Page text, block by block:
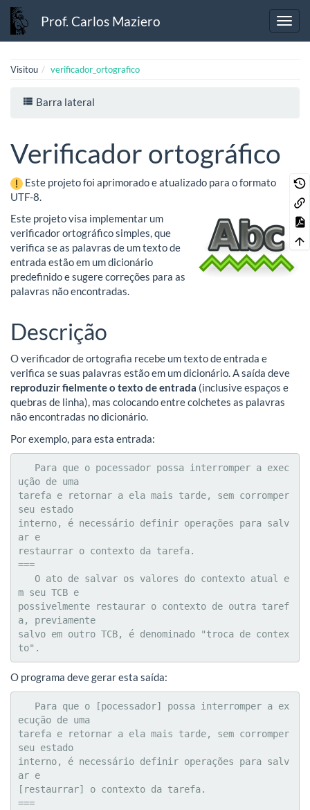
Prof. Carlos Maziero
Visitou verificador_ortografico
Barra lateral
Verificador ortográfico
Este projeto foi aprimorado e atualizado para o formato
UTF-8.
Este projeto visa implementar um
verificador ortográfico simples, que
verifica se as palavras de um texto de
entrada estão em um dicionário
predefinido e sugere correções para as
palavras não encontradas.
Descrição
O verificador de ortografia recebe um texto de entrada e
verifica se suas palavras estão em um dicionário. A saída deve
reproduzir fielmente o texto de entrada (inclusive espaços e
quebras de linha), mas colocando entre colchetes as palavras
não encontradas no dicionário.
Por exemplo, para esta entrada:
ução de uma
tarefa e retornar a ela mais tarde, sem corromper
seu estado
interno, é necessário definir operações para salv
ar e
restaurrar o contexto da tarefa.
===
m seu TCB e
possivelmente restaurar o contexto de outra taref
a, previamente
salvo em outro TCB, é denominado "troca de contex
to".
O programa deve gerar esta saída:
ecução de uma
tarefa e retornar a ela mais tarde, sem corromper
seu estado
interno, é necessário definir operações para salv
ar e
[restaurrar] o contexto da tarefa.
===